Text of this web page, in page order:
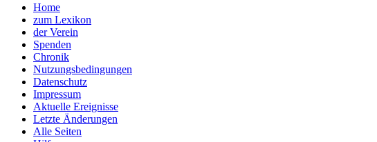
Home
zum Lexikon
der Verein
Spenden
Chronik
Nutzungsbedingungen
Datenschutz
Impressum
Aktuelle Ereignisse
Letzte Änderungen
Alle Seiten